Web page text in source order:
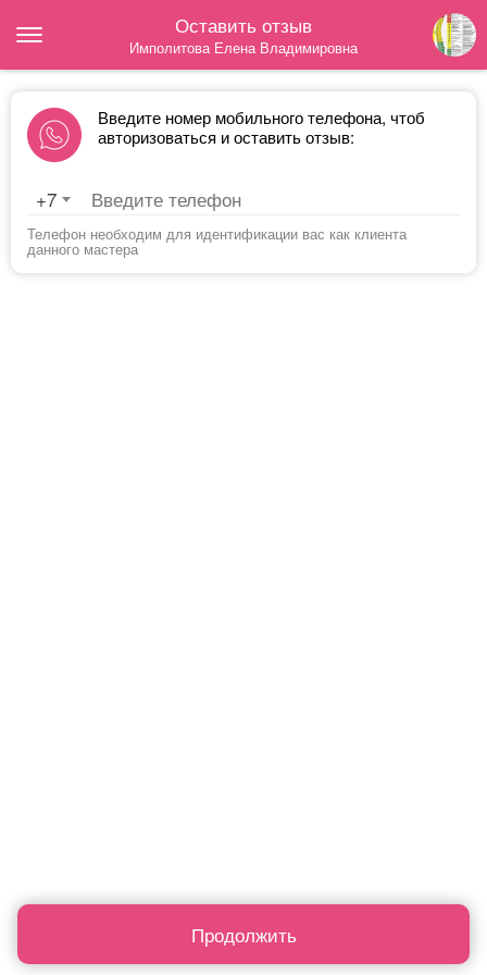
Оставить отзыв
Имполитова Елена Владимировна
Введите номер мобильного телефона, чтоб
авторизоваться и оставить отзыв:
+7
Телефон необходим для идентификации вас как клиента
данного мастера
Продолжить